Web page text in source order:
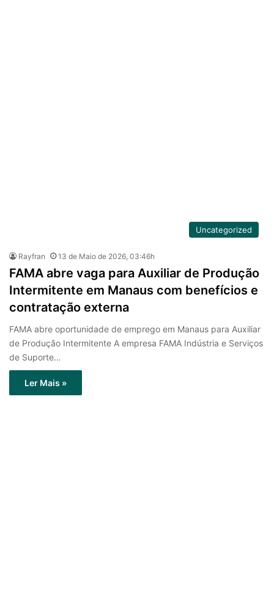
Uncategorized
Rayfran 13 de Maio de 2026, 03:46h
FAMA abre vaga para Auxiliar de Produção
Intermitente em Manaus com benefícios e
contratação externa
FAMA abre oportunidade de emprego em Manaus para Auxiliar
de Produção Intermitente A empresa FAMA Indústria e Serviços
de Suporte…
Ler Mais »